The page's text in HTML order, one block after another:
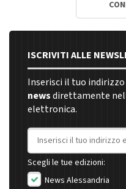
ISCRIVITI ALLE
Inserisci il tuo
newsdirettamente
elettronica.
Indirizzo email
Scegli le tue edizioni:
News Alessandria